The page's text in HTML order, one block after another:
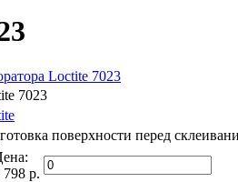
7023
поверхности перед
798 р.